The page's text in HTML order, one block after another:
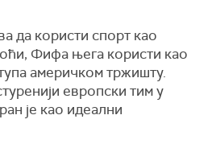
да користи спорт као
Фифа њега користи као
америчком тржишту.
европски тим у
је као идеални